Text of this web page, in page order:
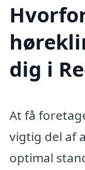
dig i
At få
vigtig del af
optimal